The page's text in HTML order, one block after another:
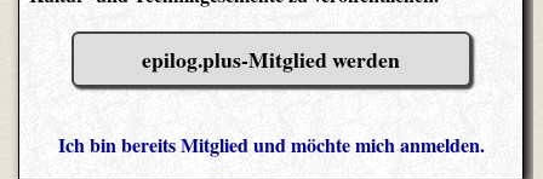
epilog.plus-Mitglied werden
Ich bin bereits Mitglied und möchte mich anmelden.